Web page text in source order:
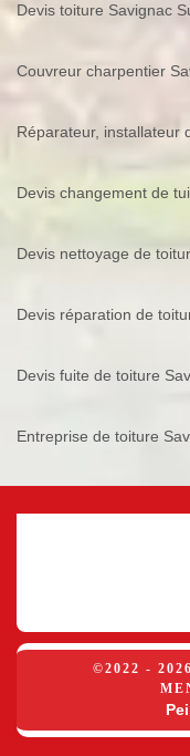
Devis toiture Savignac
Couvreur charpentier
Réparateur, installateur
Devis changement de
Devis nettoyage de
Devis réparation de
Devis fuite de toiture
Entreprise de toiture
©2022 -